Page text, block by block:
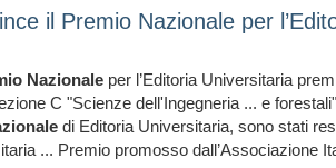
il Premio Nazionale per
Nazionale per l’Editoria Universitaria
C "Scienze dell'Ingegneria ... e
di Editoria Universitaria, sono stati
... Premio promosso dall’Associazione